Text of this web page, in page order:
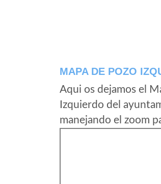
MAPA DE POZO
Aqui os dejamos el
Izquierdo del
manejando el zoom